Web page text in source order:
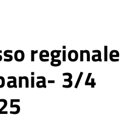
regionale
3/4